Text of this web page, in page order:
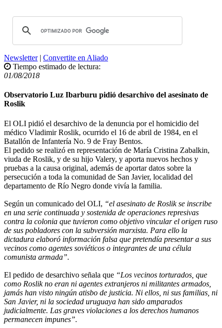
Newsletter| Convertite en Aliado
Tiempo estimado de lectura:
01/08/2018
Observatorio Luz Ibarburu pidió desarchivo del asesinato de
Roslik
El OLI pidió el desarchivo de la denuncia por el homicidio del
médico Vladimir Roslik, ocurrido el 16 de abril de 1984, en el
Batallón de Infantería No. 9 de Fray Bentos.
El pedido se realizó en representación de María Cristina Zabalkin,
viuda de Roslik, y de su hijo Valery, y aporta nuevos hechos y
pruebas a la causa original, además de aportar datos sobre la
persecución a toda la comunidad de San Javier, localidad del
departamento de Río Negro donde vivía la familia.
Según un comunicado del OLI, “el asesinato de Roslik se inscribe
en una serie continuada y sostenida de operaciones represivas
contra la colonia que tuvieron como objetivo vincular el origen ruso
de sus pobladores con la subversión marxista. Para ello la
dictadura elaboró información falsa que pretendía presentar a sus
vecinos como agentes soviéticos o integrantes de una célula
comunista armada”.
El pedido de desarchivo señala que “Los vecinos torturados, que
como Roslik no eran ni agentes extranjeros ni militantes armados,
jamás han visto ningún atisbo de justicia. Ni ellos, ni sus familias, ni
San Javier, ni la sociedad uruguaya han sido amparados
judicialmente. Las graves violaciones a los derechos humanos
permanecen impunes”.